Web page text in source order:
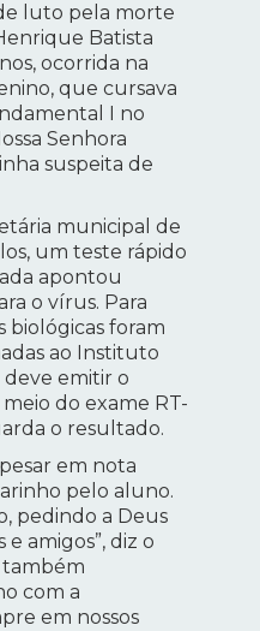
luto pela morte
Batista
ocorrida na
que cursava
I no
Senhora
suspeita de
municipal de
um teste rápido
apontou
o vírus. Para
biológicas foram
ao Instituto
emitir o
do exame RT-
o resultado.
em nota
pelo aluno.
pedindo a Deus
amigos”, diz o
também
com a
em nossos